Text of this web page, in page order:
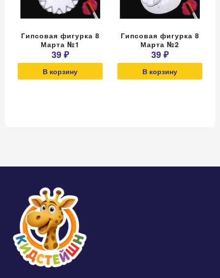
Гипсовая фигурка 8
Марта №1
39 ₽
В корзину
Гипсовая фигурка 8
Марта №2
39 ₽
В корзину